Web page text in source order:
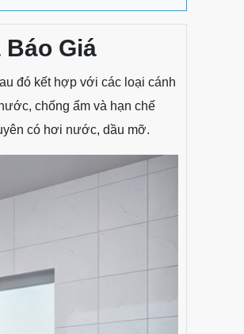
Báo Giá
đó kết hợp với các loại cánh
chống ẩm và hạn chế
có hơi nước, dầu mỡ.